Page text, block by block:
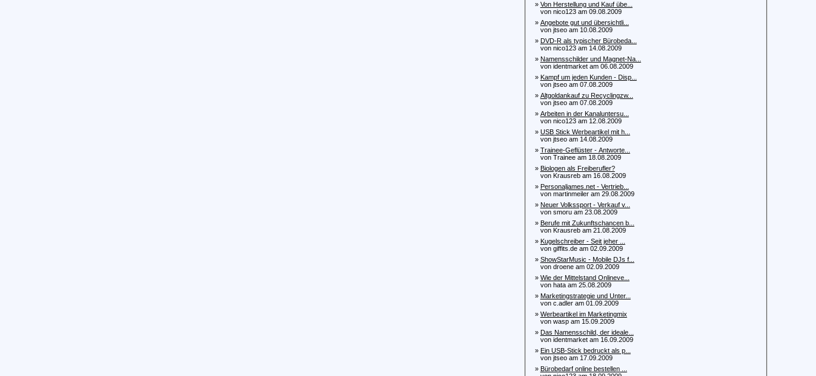
» Von Herstellung und Kauf übe...
von nico123 am 09.08.2009
» Angebote gut und übersichtli...
von jtseo am 10.08.2009
» DVD-R als typischer Bürobeda...
von nico123 am 14.08.2009
» Namensschilder und Magnet-Na...
von identmarket am 06.08.2009
» Kampf um jeden Kunden - Disp...
von jtseo am 07.08.2009
» Altgoldankauf zu Recyclingzw...
von jtseo am 07.08.2009
» Arbeiten in der Kanaluntersu...
von nico123 am 12.08.2009
» USB Stick Werbeartikel mit h...
von jtseo am 14.08.2009
» Trainee-Geflüster - Antworte...
von Trainee am 18.08.2009
» Biologen als Freiberufler?
von Krausreb am 16.08.2009
» Personaljames.net - Vertrieb...
von martinmeiler am 29.08.2009
» Neuer Volkssport - Verkauf v...
von smoru am 23.08.2009
» Berufe mit Zukunftschancen b...
von Krausreb am 21.08.2009
» Kugelschreiber - Seit jeher ...
von giffits.de am 02.09.2009
» ShowStarMusic - Mobile DJs f...
von droene am 02.09.2009
» Wie der Mittelstand Onlineve...
von hata am 25.08.2009
» Marketingstrategie und Unter...
von c.adler am 01.09.2009
» Werbeartikel im Marketingmix
von wasp am 15.09.2009
» Das Namensschild, der ideale...
von identmarket am 16.09.2009
» Ein USB-Stick bedruckt als p...
von jtseo am 17.09.2009
» Bürobedarf online bestellen ...